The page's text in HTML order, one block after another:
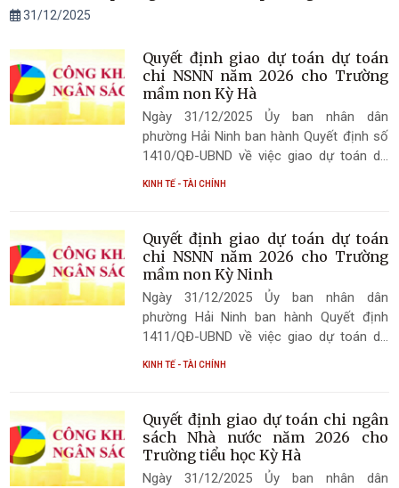
31/12/2025
Quyết định giao dự toán dự toán
chi NSNN năm 2026 cho Trường
mầm non Kỳ Hà
Ngày 31/12/2025 Ủy ban nhân dân
phường Hải Ninh ban hành Quyết định số
1410/QĐ-UBND về việc giao dự toán dự
toán chi NSNN năm 2026 cho Trường
KINH TẾ - TÀI CHÍNH
Quyết định giao dự toán dự toán
chi NSNN năm 2026 cho Trường
mầm non Kỳ Ninh
Ngày 31/12/2025 Ủy ban nhân dân
phường Hải Ninh ban hành Quyết định
1411/QĐ-UBND về việc giao dự toán dự
toán chi NSNN năm 2026 cho Trường
KINH TẾ - TÀI CHÍNH
Quyết định giao dự toán chi ngân
sách Nhà nước năm 2026 cho
Trường tiểu học Kỳ Hà
Ngày 31/12/2025 Ủy ban nhân dân